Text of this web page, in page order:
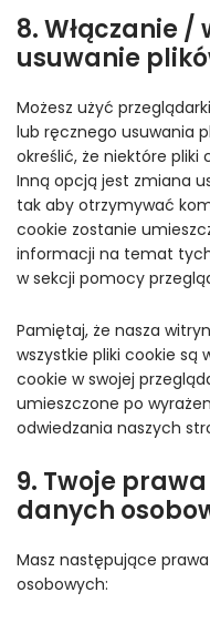
8. Włączanie /
usuwanie
Możesz użyć
lub ręcznego usuwania
określić, że niektóre
Inną opcją jest zmiana
tak aby otrzymywać
cookie zostanie
informacji na temat
w sekcji pomocy
Pamiętaj, że nasza
wszystkie pliki cookie są
cookie w swojej
umieszczone po
odwiedzania naszych
9. Twoje
danych
Masz następujące
osobowych: